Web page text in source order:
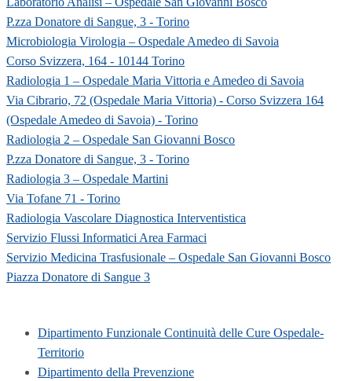
P.zza Donatore di Sangue, 3 - Torino
Microbiologia Virologia – Ospedale Amedeo di Savoia
Corso Svizzera, 164 - 10144 Torino
Radiologia 1 – Ospedale Maria Vittoria e Amedeo di Savoia
Via Cibrario, 72 (Ospedale Maria Vittoria) - Corso Svizzera 164
(Ospedale Amedeo di Savoia) - Torino
Radiologia 2 – Ospedale San Giovanni Bosco
P.zza Donatore di Sangue, 3 - Torino
Radiologia 3 – Ospedale Martini
Via Tofane 71 - Torino
Radiologia Vascolare Diagnostica Interventistica
Servizio Flussi Informatici Area Farmaci
Servizio Medicina Trasfusionale – Ospedale San Giovanni Bosco
Piazza Donatore di Sangue 3
Dipartimento Funzionale Continuità delle Cure Ospedale-
Territorio
Dipartimento della Prevenzione